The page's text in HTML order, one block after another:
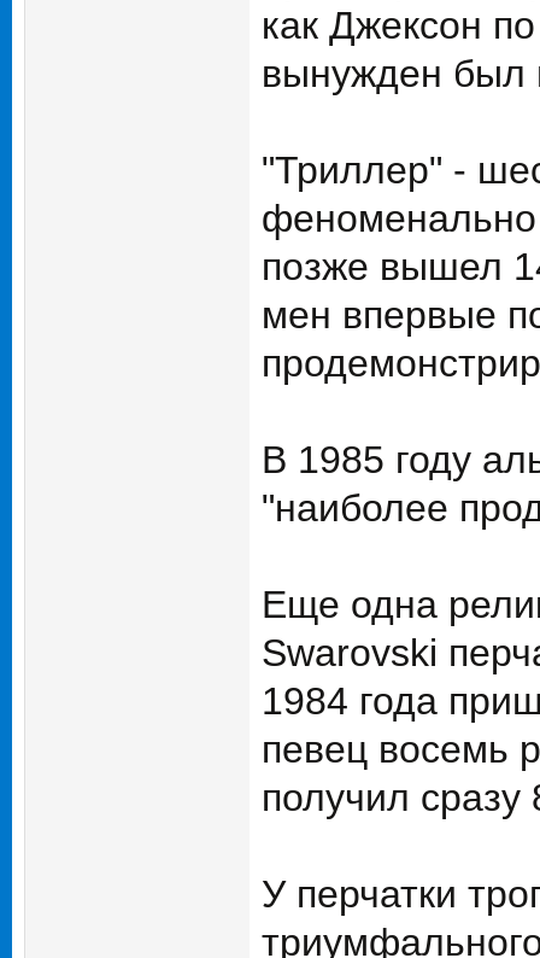
как Джексон
вынужден был
"Триллер" -
феноменально
позже вышел
мен впервые
В 1985 году
"наиболее
Еще одна
Swarovski
1984 года
певец восемь
получил
У перчатки